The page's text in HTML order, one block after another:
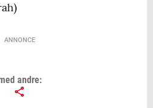
ANNONCE
andre: